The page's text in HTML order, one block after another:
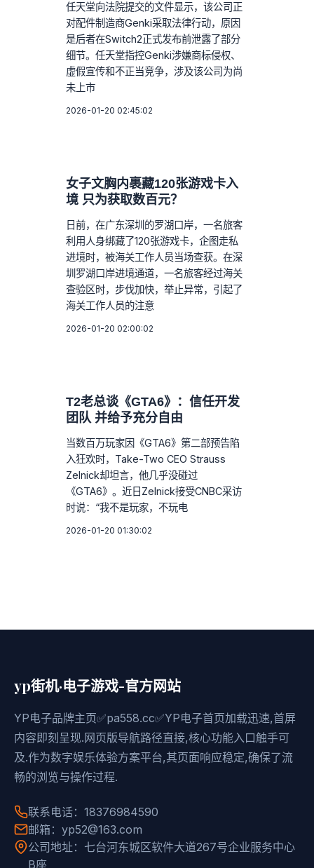
任天堂向法院提交的文件显示，该公司正
对配件制造商Genki采取法律行动，原因
是后者在Switch2正式发布前泄露了部分
细节。任天堂指控Genki涉嫌商标侵权、
虚假宣传和不正当竞争，涉及该公司为尚
未上市
2026-01-20 02:45:02
女子文胸内裹藏120张游戏卡入
境 只为获取数百元？
日前，在广东深圳的罗湖口岸，一名旅客
利用人身绑藏了120张游戏卡，企图走私
进境时，被海关工作人员当场查获。在深
圳罗湖口岸进境通道，一名旅客经过海关
查验区时，步伐加快，举止异常，引起了
海关工作人员的注意
2026-01-20 02:00:02
T2老总谈《GTA6》：信任开发
团队 并给予充分自由
当数百万玩家因《GTA6》第二部预告陷
入狂欢时，Take-Two CEO Strauss
Zelnick却坦言，他几乎没碰过
《GTA6》。近日Zelnick接受CNBC采访
时说：“我不是玩家，不玩电
2026-01-20 01:30:02
yp街机·电子游戏-官方网站
YP电子品牌主页✅pa558.cc✅YP电子首页加载迅速,首屏
内容即刻呈现.网页版导航路径直接,核心功能入口触手可
及.作为数字娱乐体验方案平台,其页面响应稳定,确保了流
畅的浏览与操作过程.
联系电话：18376984590
邮箱：yp52@163.com
公司地址：七台河东城区软件大道267号企业服务中心
B座